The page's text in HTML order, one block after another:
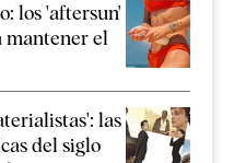
los 'aftersun'
mantener el
las
del siglo